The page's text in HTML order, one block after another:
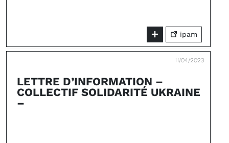
ipam
11/04/2023
LETTRE D’INFORMATION –
COLLECTIF SOLIDARITÉ UKRAINE
–